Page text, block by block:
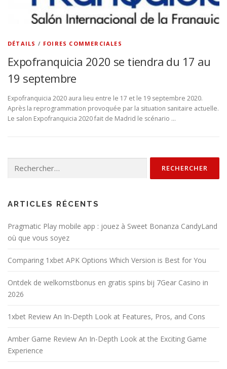
DÉTAILS / FOIRES COMMERCIALES
Expofranquicia 2020 se tiendra du 17 au
19 septembre
Expofranquicia 2020 aura lieu entre le 17 et le 19 septembre 2020.
Après la reprogrammation provoquée par la situation sanitaire actuelle.
Le salon Expofranquicia 2020 fait de Madrid le scénario …
ARTICLES RÉCENTS
Pragmatic Play mobile app : jouez à Sweet Bonanza CandyLand
où que vous soyez
Comparing 1xbet APK Options Which Version is Best for You
Ontdek de welkomstbonus en gratis spins bij 7Gear Casino in
2026
1xbet Review An In-Depth Look at Features, Pros, and Cons
Amber Game Review An In-Depth Look at the Exciting Game
Experience